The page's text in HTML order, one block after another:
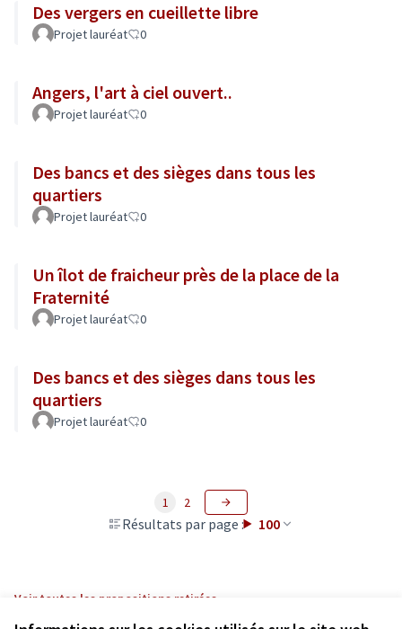
Des vergers en cueillette libre
Projet lauréat 0
Angers, l'art à ciel ouvert..
Projet lauréat 0
Des bancs et des sièges dans tous les
quartiers
Projet lauréat 0
Un îlot de fraicheur près de la place de la
Fraternité
Projet lauréat 0
Des bancs et des sièges dans tous les
quartiers
Projet lauréat 0
Résultats par page : 100
1 2
Voir toutes les propositions retirées